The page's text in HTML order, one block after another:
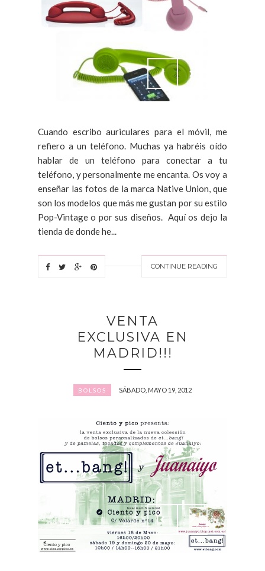
Cuando escribo auriculares para el móvil, me
refiero a un teléfono. Muchas ya habréis oído
hablar de un teléfono para conectar a tu
teléfono, y personalmente me encanta. Os voy a
enseñar las fotos de la marca Native Union, que
son los modelos que más me gustan por su estilo
Pop-Vintage o por sus diseños. Aquí os dejo la
tienda de donde he...
CONTINUE READING
VENTA
EXCLUSIVA EN
MADRID!!!
BOLSOS SÁBADO, MAYO 19, 2012